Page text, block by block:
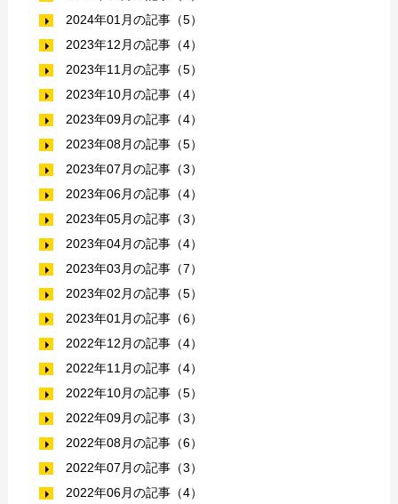
2024年01月の記事（5）
2023年12月の記事（4）
2023年11月の記事（5）
2023年10月の記事（4）
2023年09月の記事（4）
2023年08月の記事（5）
2023年07月の記事（3）
2023年06月の記事（4）
2023年05月の記事（3）
2023年04月の記事（4）
2023年03月の記事（7）
2023年02月の記事（5）
2023年01月の記事（6）
2022年12月の記事（4）
2022年11月の記事（4）
2022年10月の記事（5）
2022年09月の記事（3）
2022年08月の記事（6）
2022年07月の記事（3）
2022年06月の記事（4）